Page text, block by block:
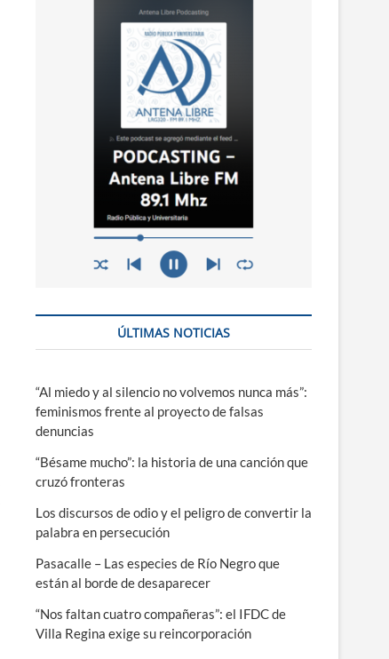
ÚLTIMAS NOTICIAS
“Al miedo y al silencio no volvemos nunca más”:
feminismos frente al proyecto de falsas
denuncias
“Bésame mucho”: la historia de una canción que
cruzó fronteras
Los discursos de odio y el peligro de convertir la
palabra en persecución
Pasacalle – Las especies de Río Negro que
están al borde de desaparecer
“Nos faltan cuatro compañeras”: el IFDC de
Villa Regina exige su reincorporación